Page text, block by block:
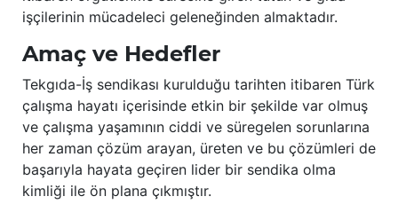
işçilerinin mücadeleci geleneğinden almaktadır.
Amaç ve Hedefler
Tekgıda-İş sendikası kurulduğu tarihten itibaren Türk
çalışma hayatı içerisinde etkin bir şekilde var olmuş
ve çalışma yaşamının ciddi ve süregelen sorunlarına
her zaman çözüm arayan, üreten ve bu çözümleri de
başarıyla hayata geçiren lider bir sendika olma
kimliği ile ön plana çıkmıştır.